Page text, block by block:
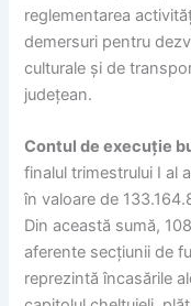
reglementarea
demersuri pentru
culturale și de
județean.
Contul de execuție
finalul trimestrului I al
în valoare de
Din această sumă,
aferente secțiunii de
reprezintă încasările